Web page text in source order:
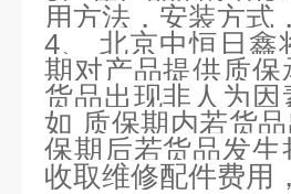
用方法，安装方式
4、 北京中恒日鑫
期对产品提供质
货品出现非人为
如 质保期内若货
保期后若货品发
收取维修配件费用